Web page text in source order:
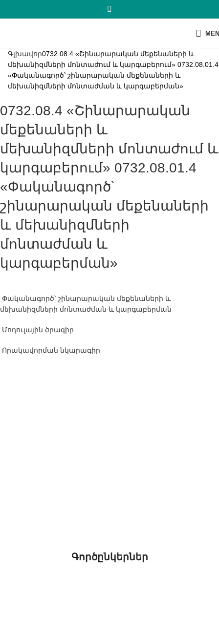
Գլխավոր0732.08.4 «Շինարարական մեքենաների և
մեխանիզմների մոնտաժում և կարգաբերում» 0732.08.01.4
«Փականագործ՝ շինարարական մեքենաների և
մեխանիզմների մոնտաժման և կարգաբերման»
0732.08.4 «Շինարարական
մեքենաների և
մեխանիզմների մոնտաժում և
կարգաբերում» 0732.08.01.4
«Փականագործ՝
շինարարական մեքենաների
և մեխանիզմների
մոնտաժման և
կարգաբերման»
Փականագործ՝ շինարարական մեքենաների և
մեխանիզմների մոնտաժման և կարգաբերման
Մոդուլային ծրագիր
Որակավորման նկարագիր
Գործընկերներ